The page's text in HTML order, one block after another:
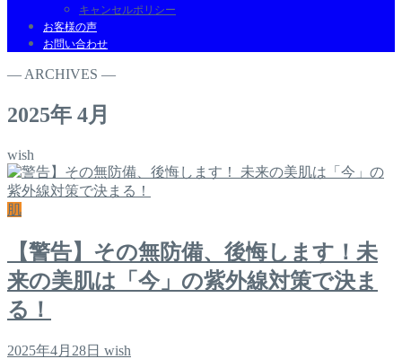
キャンセルポリシー
お客様の声
お問い合わせ
― ARCHIVES ―
2025年 4月
wish
肌
【警告】その無防備、後悔します！未
来の美肌は「今」の紫外線対策で決ま
る！
2025年4月28日 wish